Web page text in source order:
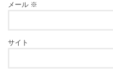
メール ※
サイト